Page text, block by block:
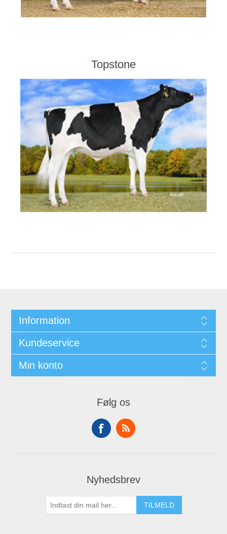
Topstone
Information
Kundeservice
Min konto
Følg os
Nyhedsbrev